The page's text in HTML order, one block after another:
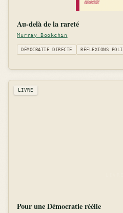
Au-delà de la rareté
Murray Bookchin
DÉMOCRATIE DIRECTE RÉFLEXIONS
LIVRE
Pour une Démocratie réélle